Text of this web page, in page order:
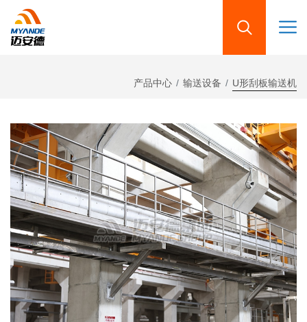
产品中心 输送设备 U形刮板输送机